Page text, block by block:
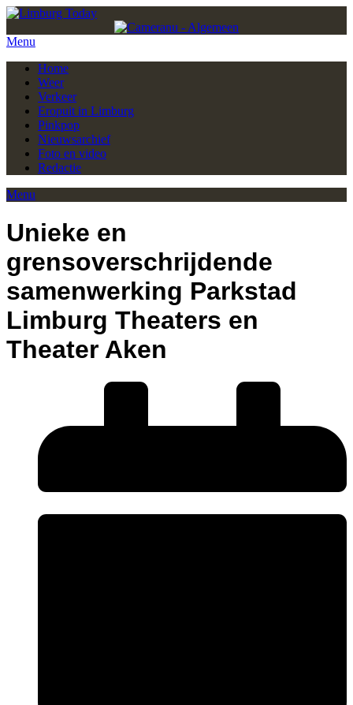
Menu
Home
Weer
Verkeer
Eropuit in Limburg
Pinkpop
Nieuwsarchief
Foto en video
Redactie
Menu
Unieke en
grensoverschrijdende
samenwerking Parkstad
Limburg Theaters en
Theater Aken